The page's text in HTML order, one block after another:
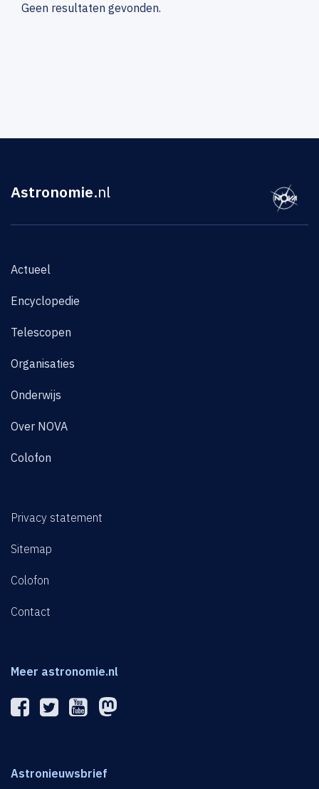
Geen resultaten gevonden.
Astronomie.nl
Actueel
Encyclopedie
Telescopen
Organisaties
Onderwijs
Over NOVA
Colofon
Privacy statement
Sitemap
Colofon
Contact
Meer astronomie.nl
Astronieuwsbrief